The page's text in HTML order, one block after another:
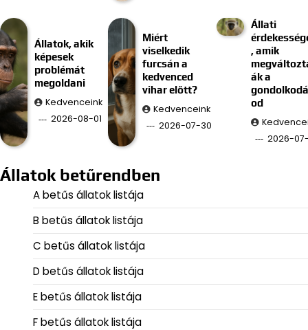
Állatok, akik
képesek
problémát
megoldani
Kedvenceink
2026-08-01
Miért
viselkedik
furcsán a
kedvenced
vihar előtt?
Kedvenceink
2026-07-30
Állati
, amik
ák a
od
2026-
Állatok betűrendben
A betűs állatok listája
B betűs állatok listája
C betűs állatok listája
D betűs állatok listája
E betűs állatok listája
F betűs állatok listája